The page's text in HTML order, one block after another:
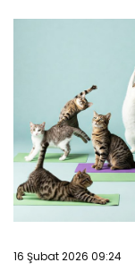
16 Şubat 2026 09:24